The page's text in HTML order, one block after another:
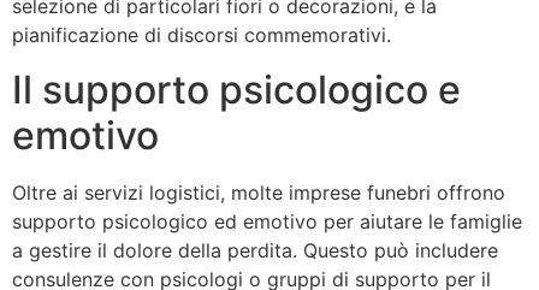
selezione di particolari fiori o decorazioni, e la
pianificazione di discorsi commemorativi.
Il supporto psicologico e
emotivo
Oltre ai servizi logistici, molte imprese funebri offrono
supporto psicologico ed emotivo per aiutare le famiglie
a gestire il dolore della perdita. Questo può includere
consulenze con psicologi o gruppi di supporto per il